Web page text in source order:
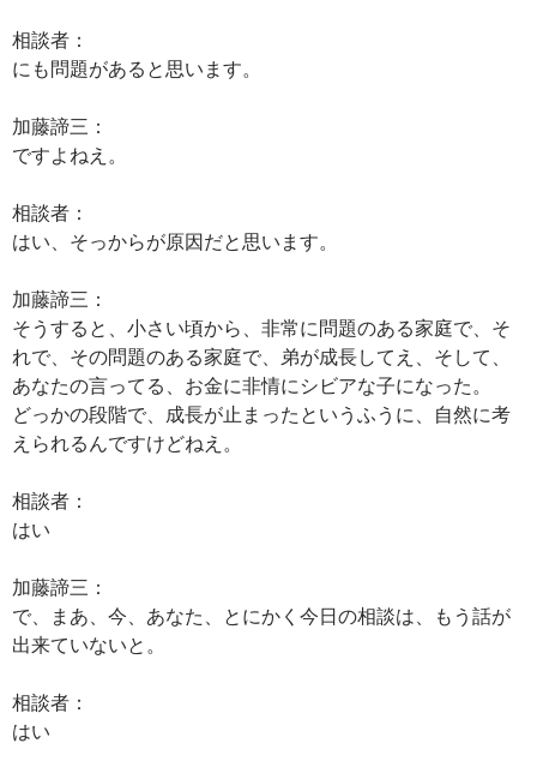
相談者：
にも問題があると思います。
加藤諦三：
ですよねえ。
相談者：
はい、そっからが原因だと思います。
加藤諦三：
そうすると、小さい頃から、非常に問題のある家庭で、そ
れで、その問題のある家庭で、弟が成長してえ、そして、
あなたの言ってる、お金に非情にシビアな子になった。
どっかの段階で、成長が止まったというふうに、自然に考
えられるんですけどねえ。
相談者：
はい
加藤諦三：
で、まあ、今、あなた、とにかく今日の相談は、もう話が
出来ていないと。
相談者：
はい